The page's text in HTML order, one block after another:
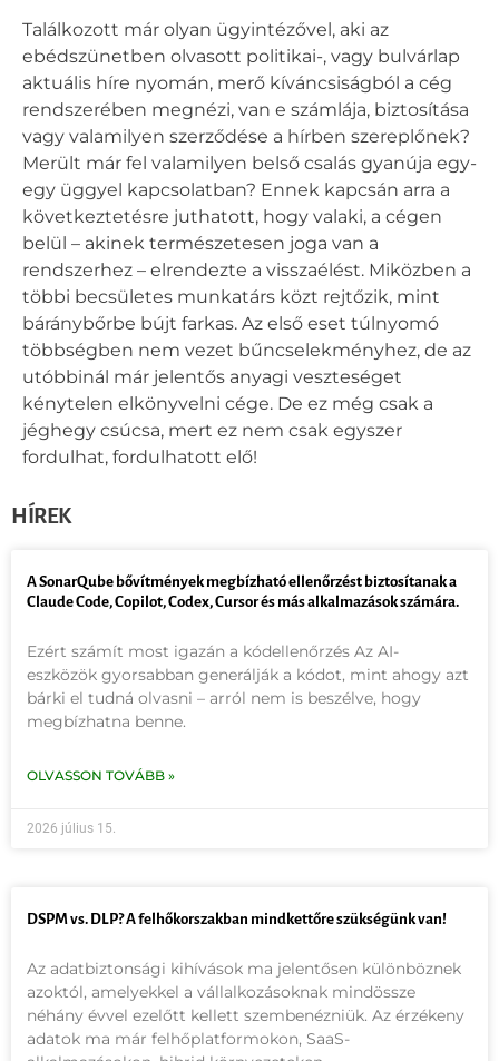
Találkozott már olyan ügyintézővel, aki az
ebédszünetben olvasott politikai-, vagy bulvárlap
aktuális híre nyomán, merő kíváncsiságból a cég
rendszerében megnézi, van e számlája, biztosítása
vagy valamilyen szerződése a hírben szereplőnek?
Merült már fel valamilyen belső csalás gyanúja egy-
egy üggyel kapcsolatban? Ennek kapcsán arra a
következtetésre juthatott, hogy valaki, a cégen
belül – akinek természetesen joga van a
rendszerhez – elrendezte a visszaélést. Miközben a
többi becsületes munkatárs közt rejtőzik, mint
báránybőrbe bújt farkas. Az első eset túlnyomó
többségben nem vezet bűncselekményhez, de az
utóbbinál már jelentős anyagi veszteséget
kénytelen elkönyvelni cége. De ez még csak a
jéghegy csúcsa, mert ez nem csak egyszer
fordulhat, fordulhatott elő!
HÍREK
A SonarQube bővítmények megbízható ellenőrzést biztosítanak a
Claude Code, Copilot, Codex, Cursor és más alkalmazások számára.
Ezért számít most igazán a kódellenőrzés Az AI-
eszközök gyorsabban generálják a kódot, mint ahogy azt
bárki el tudná olvasni – arról nem is beszélve, hogy
megbízhatna benne.
OLVASSON TOVÁBB »
2026 július 15.
DSPM vs. DLP? A felhőkorszakban mindkettőre szükségünk van!
Az adatbiztonsági kihívások ma jelentősen különböznek
azoktól, amelyekkel a vállalkozásoknak mindössze
néhány évvel ezelőtt kellett szembenézniük. Az érzékeny
adatok ma már felhőplatformokon, SaaS-